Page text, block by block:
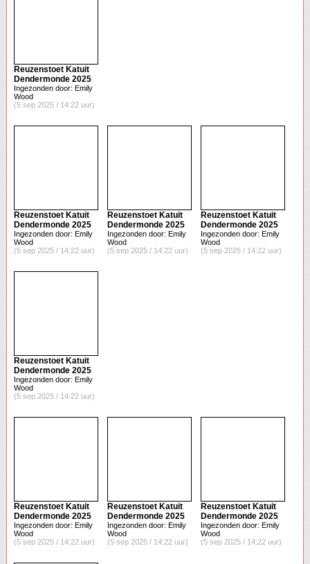
Reuzenstoet Katuit
Dendermonde 2025
Ingezonden door: Emily
Wood
(5 sep 2025 / 14:22 uur)
Reuzenstoet Katuit
Dendermonde 2025
Ingezonden door: Emily
Wood
(5 sep 2025 / 14:22 uur)
Reuzenstoet Katuit
Dendermonde 2025
Ingezonden door: Emily
Wood
(5 sep 2025 / 14:22 uur)
Reuzenstoet Katuit
Dendermonde 2025
Ingezonden door: Emily
Wood
(5 sep 2025 / 14:22 uur)
Reuzenstoet Katuit
Dendermonde 2025
Ingezonden door: Emily
Wood
(5 sep 2025 / 14:22 uur)
Reuzenstoet Katuit
Dendermonde 2025
Ingezonden door: Emily
Wood
(5 sep 2025 / 14:22 uur)
Reuzenstoet Katuit
Dendermonde 2025
Ingezonden door: Emily
Wood
(5 sep 2025 / 14:22 uur)
Reuzenstoet Katuit
Dendermonde 2025
Ingezonden door: Emily
Wood
(5 sep 2025 / 14:22 uur)